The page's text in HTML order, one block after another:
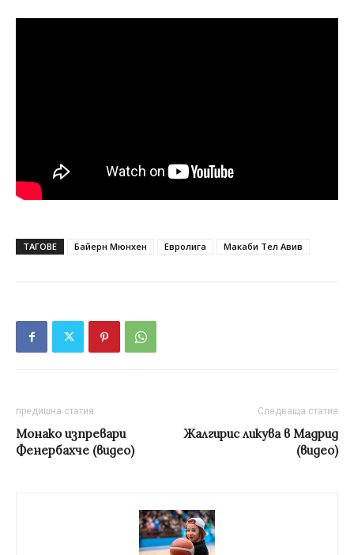
ТАГОВЕ Байерн Мюнхен Евролига Макаби Тел Авив
предишна статия
Монако изпревари
Фенербахче (видео)
Следваща статия
Жалгирис ликува в Мадрид
(видео)